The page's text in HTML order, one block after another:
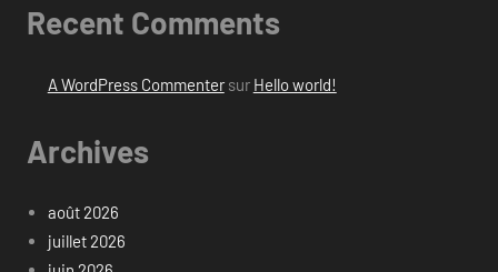
Recent Comments
A WordPress Commentersur Hello world!
Archives
août 2026
juillet 2026